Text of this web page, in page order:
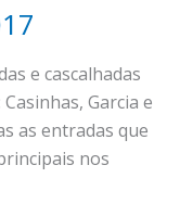
e cascalhadas
Garcia e
as entradas que
nos